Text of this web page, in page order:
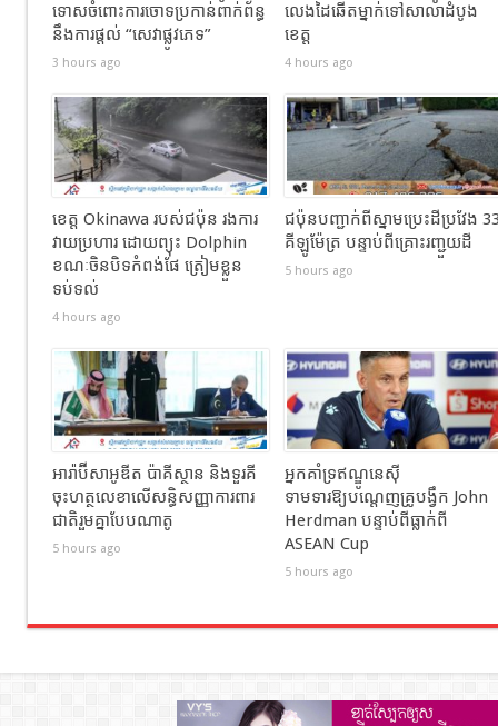
ទោសចំពោះការចោទប្រកាន់ពាក់ព័ន្ធ
នឹងការផ្តល់ “សេវាផ្លូវភេទ”
3 hours ago
លេងដៃឆើតម្នាក់ទៅសាលាដំបូង
ខេត្ត
4 hours ago
ខេត្ត Okinawa របស់ជប៉ុន រងការ
វាយប្រហារ ដោយព្យុះ Dolphin
ខណៈចិនបិទកំពង់ផែ ត្រៀមខ្លួន
ទប់ទល់
4 hours ago
ជប៉ុនបញ្ជាក់ពីស្នាមប្រេះដីប្រវែង
គីឡូម៉ែត្រ បន្ទាប់ពីគ្រោះរញ្ជួយដី
5 hours ago
អារ៉ាប៊ីសាអូឌីត ប៉ាគីស្ថាន និងទួរគី
ចុះហត្ថលេខាលើសន្ធិសញ្ញាការពារ
ជាតិរួមគ្នាបែបណាតូ
5 hours ago
អ្នកគាំទ្រឥណ្ឌូនេស៊ី
ទាមទារឱ្យបណ្តេញគ្រូបង្វឹក John
Herdman បន្ទាប់ពីធ្លាក់ពី
ASEAN Cup
5 hours ago